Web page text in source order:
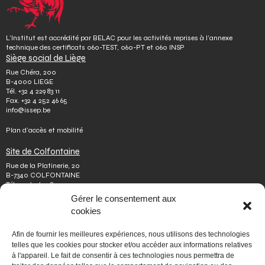
Gérer le consentement aux
cookies
Afin de fournir les meilleures expériences, nous utilisons des technologies
telles que les cookies pour stocker et/ou accéder aux informations relatives
à l'appareil. Le fait de consentir à ces technologies nous permettra de
L’Institut est accrédité par BELAC pour les activités reprises à l’annexe
technique des certificats 060-TEST, 060-PT et 060 INSP
Siège social de Liège
Rue Chéra, 200
B-4000 LIEGE
Tél. +32 4 229 83 11
Fax. +32 4 252 46 65
info@issep.be
Plan d’accès et mobilité
Site de Colfontaine
Rue de la Platinerie, 20
B-7340 COLFONTAINE
Tél.+32 65 610 813
colfontaine@issep.be
Qui sommes-nous
Travailler chez nous
Effectuer un stage